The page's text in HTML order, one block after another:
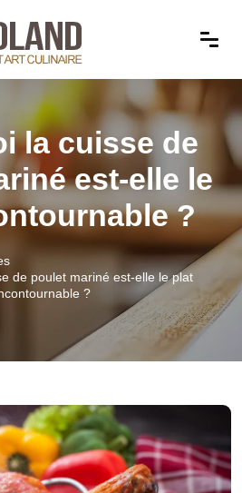
la cuisse de
est-elle le
?
de poulet mariné est-elle le plat
?